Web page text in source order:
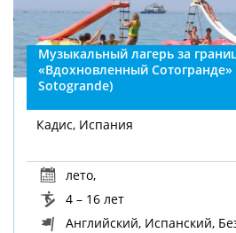
Музыкальный лагерь за
«Вдохновленный Сотогранде»
Sotogrande)
Кадис, Испания
лето,
4 – 16 лет
Английский, Испанский,